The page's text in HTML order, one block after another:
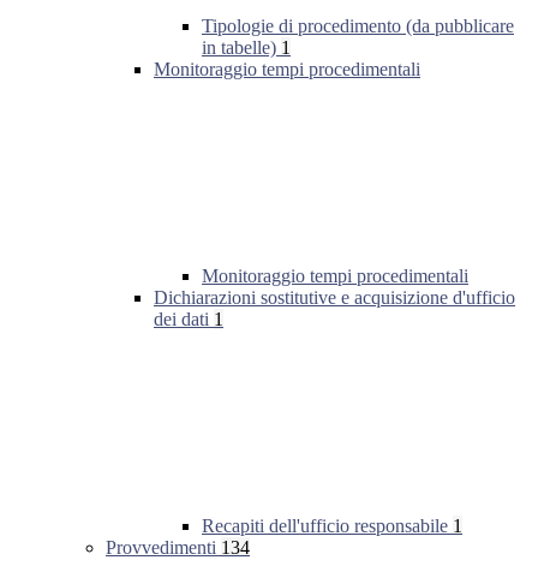
Tipologie di procedimento (da pubblicare
in tabelle) 1
Monitoraggio tempi procedimentali
Monitoraggio tempi procedimentali
Dichiarazioni sostitutive e acquisizione d'ufficio
dei dati 1
Recapiti dell'ufficio responsabile 1
Provvedimenti 134